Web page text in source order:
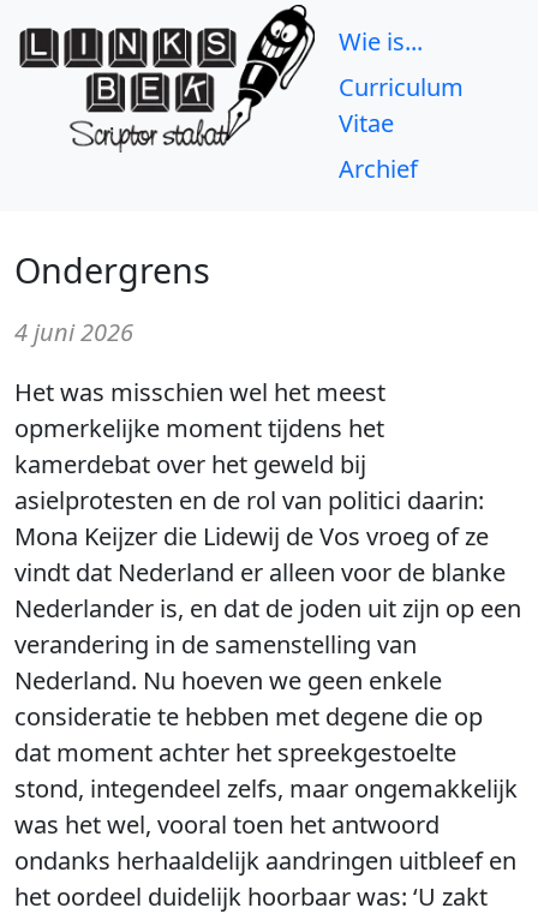
Wie is...
Curriculum
Vitae
Archief
Ondergrens
4 juni 2026
Het was misschien wel het meest
opmerkelijke moment tijdens het
kamerdebat over het geweld bij
asielprotesten en de rol van politici daarin:
Mona Keijzer die Lidewij de Vos vroeg of ze
vindt dat Nederland er alleen voor de blanke
Nederlander is, en dat de joden uit zijn op een
verandering in de samenstelling van
Nederland. Nu hoeven we geen enkele
consideratie te hebben met degene die op
dat moment achter het spreekgestoelte
stond, integendeel zelfs, maar ongemakkelijk
was het wel, vooral toen het antwoord
ondanks herhaaldelijk aandringen uitbleef en
het oordeel duidelijk hoorbaar was: ‘U zakt